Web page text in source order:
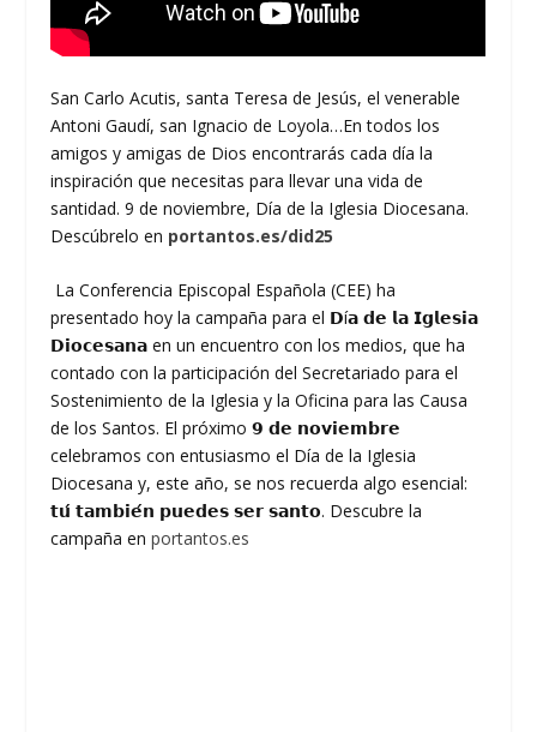
San Carlo Acutis, santa Teresa de Jesús, el venerable
Antoni Gaudí, san Ignacio de Loyola…En todos los
amigos y amigas de Dios encontrarás cada día la
inspiración que necesitas para llevar una vida de
santidad. 9 de noviembre, Día de la Iglesia Diocesana.
Descúbrelo en portantos.es/did25
La Conferencia Episcopal Española (CEE) ha
presentado hoy la campaña para el 𝗗í𝗮 𝗱𝗲 𝗹𝗮 𝗜𝗴𝗹𝗲𝘀𝗶𝗮
𝗗𝗶𝗼𝗰𝗲𝘀𝗮𝗻𝗮 en un encuentro con los medios, que ha
contado con la participación del Secretariado para el
Sostenimiento de la Iglesia y la Oficina para las Causa
de los Santos. ⁣El próximo 𝟵 𝗱𝗲 𝗻𝗼𝘃𝗶𝗲𝗺𝗯𝗿𝗲
celebramos con entusiasmo el Día de la Iglesia
Diocesana y, este año, se nos recuerda algo esencial:
𝘁𝘂́ 𝘁𝗮𝗺𝗯𝗶𝗲́𝗻 𝗽𝘂𝗲𝗱𝗲𝘀 𝘀𝗲𝗿 𝘀𝗮𝗻𝘁𝗼. Descubre la
campaña enportantos.es